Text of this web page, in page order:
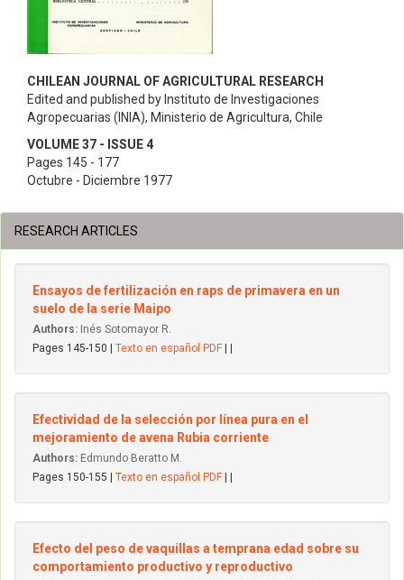
CHILEAN JOURNAL OF AGRICULTURAL RESEARCH
Edited and published by Instituto de Investigaciones
Agropecuarias (INIA), Ministerio de Agricultura, Chile
VOLUME 37 - ISSUE 4
Pages 145 - 177
Octubre - Diciembre 1977
RESEARCH ARTICLES
Ensayos de fertilización en raps de primavera en un
suelo de la serie Maipo
Authors: Inés Sotomayor R.
Pages 145-150 | Texto en español PDF
Efectividad de la selección por línea pura en el
mejoramiento de avena Rubia corriente
Authors: Edmundo Beratto M.
Pages 150-155 | Texto en español PDF
Efecto del peso de vaquillas a temprana edad sobre su
comportamiento productivo y reproductivo